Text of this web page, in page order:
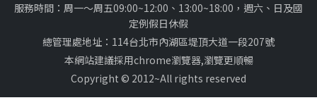
服務時間：周一～周五09:00~12:00、13:00~18:00，週六、日及國
定例假日休假
總管理處地址：114台北市內湖區堤頂大道一段207號
本網站建議採用chrome瀏覽器,瀏覽更順暢
Copyright © 2012~All rights reserved